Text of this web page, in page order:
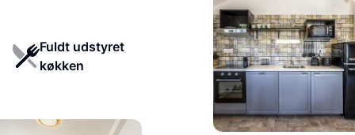
Fuldt udstyret
køkken